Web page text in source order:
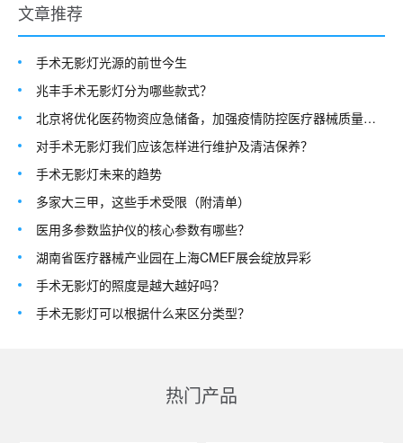
文章推荐
手术无影灯光源的前世今生
兆丰手术无影灯分为哪些款式？
北京将优化医药物资应急储备，加强疫情防控医疗器械质量安全监管
对手术无影灯我们应该怎样进行维护及清洁保养？
手术无影灯未来的趋势
多家大三甲，这些手术受限（附清单）
医用多参数监护仪的核心参数有哪些？
湖南省医疗器械产业园在上海CMEF展会绽放异彩
手术无影灯的照度是越大越好吗？
手术无影灯可以根据什么来区分类型？
热门产品